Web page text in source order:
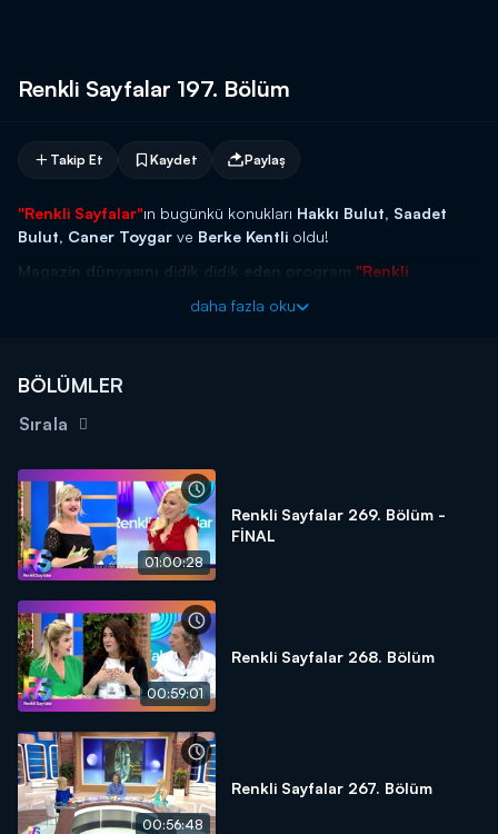
Renkli Sayfalar 197. Bölüm
Takip Et Kaydet Paylaş
"Renkli Sayfalar"ın bugünkü konukları Hakkı Bulut, Saadet
Bulut, Caner Toygar ve Berke Kentli oldu!
Magazin dünyasını didik didik eden program "Renkli
ile hafta içi her gün saat 09.30'da Kanal D'de!
daha fazla oku
BÖLÜMLER
Sırala
01:00:28
Renkli Sayfalar 269. Bölüm -
FİNAL
00:59:01
Renkli Sayfalar 268. Bölüm
00:56:48
Renkli Sayfalar 267. Bölüm